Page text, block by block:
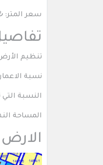
سعر المتر: ₺ 6234 – السعرالأجمالي: ₺
تنظيم
نسبة الاعمار:
النسبة التي تم
المساحة النهائية
الارض